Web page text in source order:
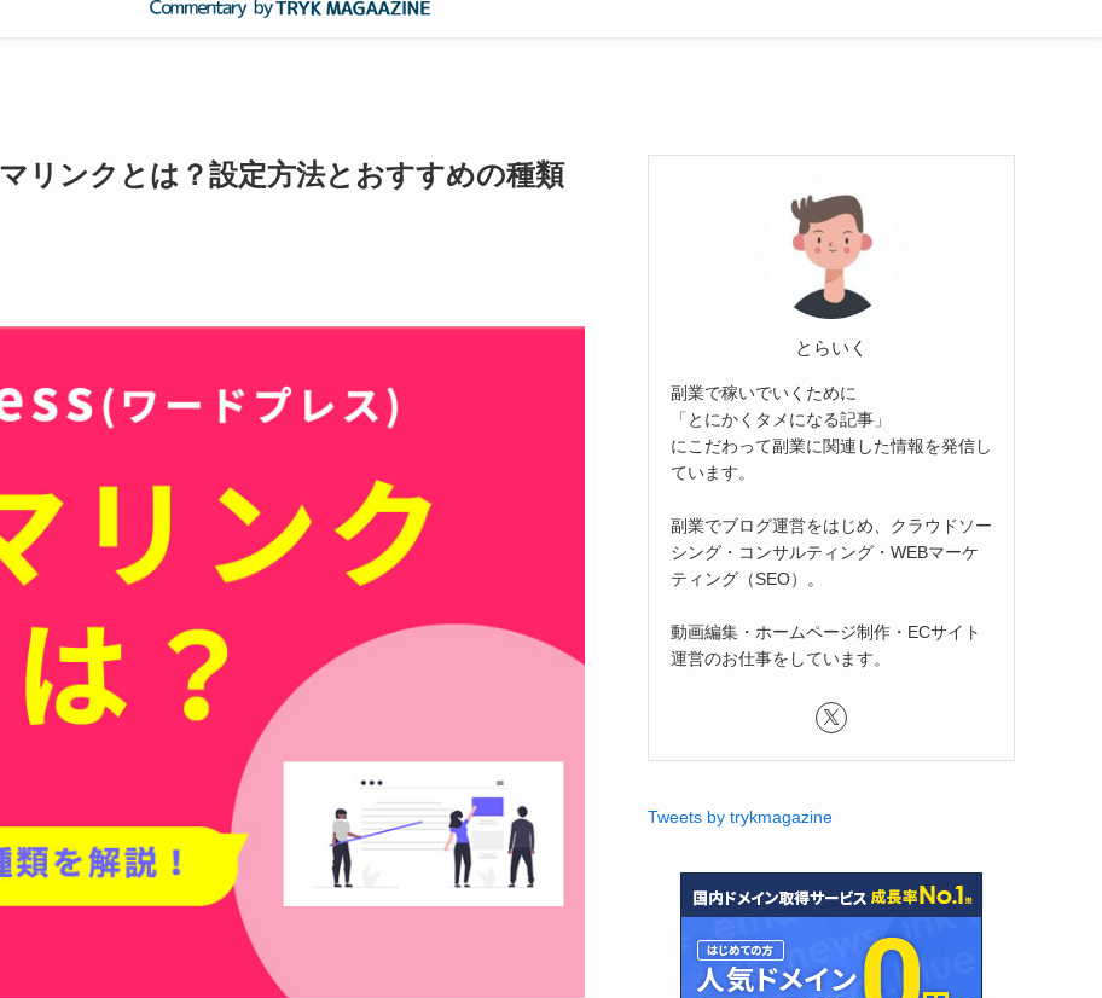
リンクとは？設定方法とおすすめの種類
とらいく
副業で稼いでいくために
「とにかくタメになる記事」
にこだわって副業に関連した情報を発信し
ています。
副業でブログ運営をはじめ、クラウドソー
シング・コンサルティング・WEBマーケ
ティング（SEO）。
動画編集・ホームページ制作・ECサイト
運営のお仕事をしています。
Tweets by trykmagazine